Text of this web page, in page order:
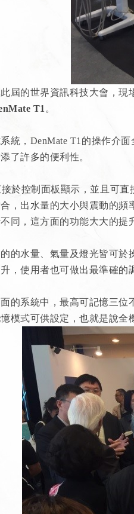
屆的世界資訊科技大會，
T1 。
統，DenMate T1的操作介
了許多的便利性。
於控制面板顯示，並且可
，出水量的大小與震動的
同，這方面的功能大大的提
的水量、氣量及燈光皆可
，使用者也可做出最準確的
的系統中，最高可記憶三
模式可供設定，也就是說全